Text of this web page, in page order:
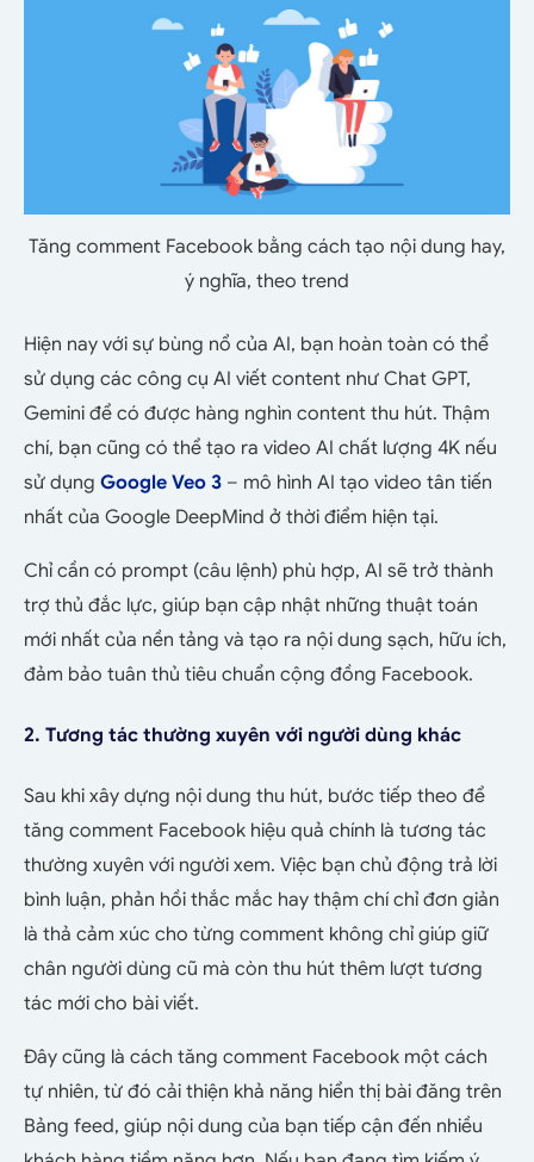
Tăng comment Facebook bằng cách tạo nội dung hay,
ý nghĩa, theo trend
Hiện nay với sự bùng nổ của AI, bạn hoàn toàn có thể
sử dụng các công cụ AI viết content như Chat GPT,
Gemini để có được hàng nghìn content thu hút. Thậm
chí, bạn cũng có thể tạo ra video AI chất lượng 4K nếu
sử dụng Google Veo 3 – mô hình AI tạo video tân tiến
nhất của Google DeepMind ở thời điểm hiện tại.
Chỉ cần có prompt (câu lệnh) phù hợp, AI sẽ trở thành
trợ thủ đắc lực, giúp bạn cập nhật những thuật toán
mới nhất của nền tảng và tạo ra nội dung sạch, hữu ích,
đảm bảo tuân thủ tiêu chuẩn cộng đồng Facebook.
2. Tương tác thường xuyên với người dùng khác
Sau khi xây dựng nội dung thu hút, bước tiếp theo để
tăng comment Facebook hiệu quả chính là tương tác
thường xuyên với người xem. Việc bạn chủ động trả lời
bình luận, phản hồi thắc mắc hay thậm chí chỉ đơn giản
là thả cảm xúc cho từng comment không chỉ giúp giữ
chân người dùng cũ mà còn thu hút thêm lượt tương
tác mới cho bài viết.
Đây cũng là cách tăng comment Facebook một cách
tự nhiên, từ đó cải thiện khả năng hiển thị bài đăng trên
Bảng feed, giúp nội dung của bạn tiếp cận đến nhiều